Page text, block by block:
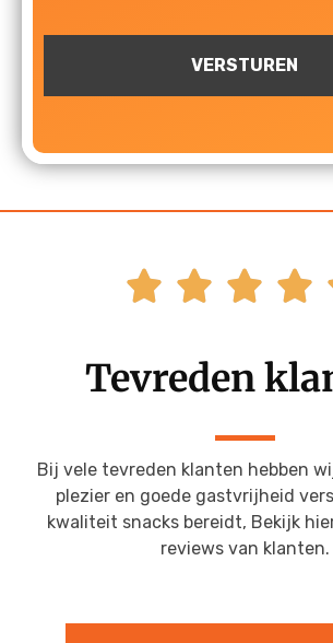
   
Tevreden
Bij vele tevreden klanten hebben
plezier en goede gastvrijheid
kwaliteit snacks bereidt, Bekijk
reviews van klanten.